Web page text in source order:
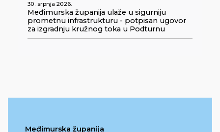
30. srpnja 2026.
Međimurska županija ulaže u sigurniju
prometnu infrastrukturu - potpisan ugovor
za izgradnju kružnog toka u Podturnu
Međimurska županija